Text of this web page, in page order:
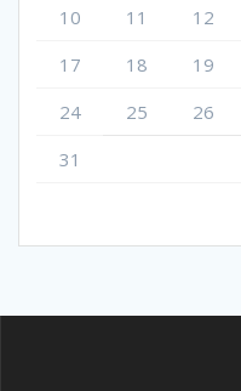
10
11 12
17
18 19
24
25 26
31